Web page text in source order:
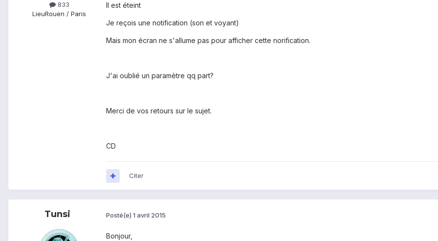
833
LieuRouen / Paris
Il est éteint
Je reçois une notification (son et voyant)
Mais mon écran ne s'allume pas pour afficher cette norification.
J'ai oublié un paramètre qq part?
Merci de vos retours sur le sujet.
CD
Citer
Tunsi Posté(e) 1 avril 2015
Bonjour,